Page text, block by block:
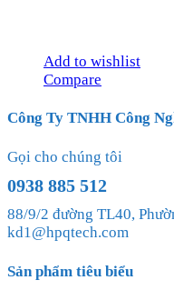
Add to wishlist
Compare
Công Ty TNHH Công
Gọi cho chúng tôi
0938 885 512
88/9/2 đường TL40,
kd1@hpqtech.com
Sản phẩm tiêu biểu